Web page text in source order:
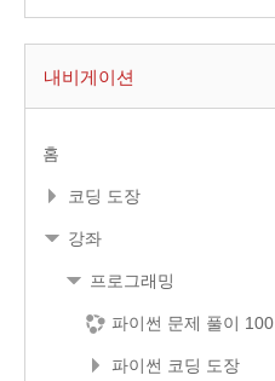
내비게이션
홈
코딩 도장
강좌
프로그래밍
파이썬 문제 풀이 100
파이썬 코딩 도장